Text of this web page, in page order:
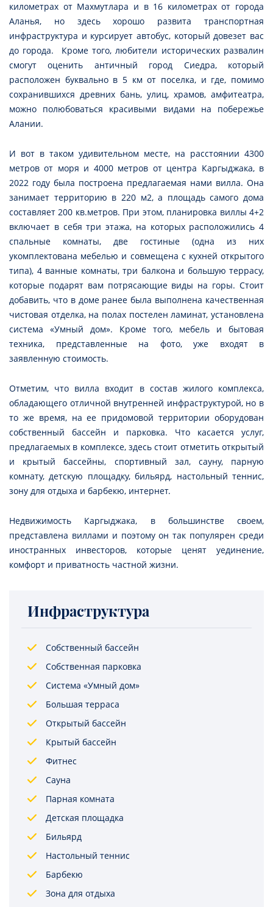
километрах от Махмутлара и в 16 километрах от города
Аланья, но здесь хорошо развита транспортная
инфраструктура и курсирует автобус, который довезет вас
до города. Кроме того, любители исторических развалин
смогут оценить античный город Сиедра, который
расположен буквально в 5 км от поселка, и где, помимо
сохранившихся древних бань, улиц, храмов, амфитеатра,
можно полюбоваться красивыми видами на побережье
Алании.
И вот в таком удивительном месте, на расстоянии 4300
метров от моря и 4000 метров от центра Каргыджака, в
2022 году была построена предлагаемая нами вилла. Она
занимает территорию в 220 м2, а площадь самого дома
составляет 200 кв.метров. При этом, планировка виллы 4+2
включает в себя три этажа, на которых расположились 4
спальные комнаты, две гостиные (одна из них
укомплектована мебелью и совмещена с кухней открытого
типа), 4 ванные комнаты, три балкона и большую террасу,
которые подарят вам потрясающие виды на горы. Стоит
добавить, что в доме ранее была выполнена качественная
чистовая отделка, на полах постелен ламинат, установлена
система «Умный дом». Кроме того, мебель и бытовая
техника, представленные на фото, уже входят в
заявленную стоимость.
Отметим, что вилла входит в состав жилого комплекса,
обладающего отличной внутренней инфраструктурой, но в
то же время, на ее придомовой территории оборудован
собственный бассейн и парковка. Что касается услуг,
предлагаемых в комплексе, здесь стоит отметить открытый
и крытый бассейны, спортивный зал, сауну, парную
комнату, детскую площадку, бильярд, настольный теннис,
зону для отдыха и барбекю, интернет.
Недвижимость Каргыджака, в большинстве своем,
представлена виллами и поэтому он так популярен среди
иностранных инвесторов, которые ценят уединение,
комфорт и приватность частной жизни.
Инфраструктура
Собственный бассейн
Собственная парковка
Система «Умный дом»
Большая терраса
Открытый бассейн
Крытый бассейн
Фитнес
Сауна
Парная комната
Детская площадка
Бильярд
Настольный теннис
Барбекю
Зона для отдыха